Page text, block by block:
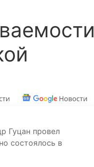
Гуцан провел
состоялось в